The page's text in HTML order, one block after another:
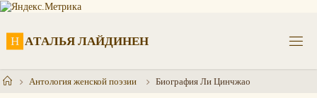
Перейти
Н АТАЛЬЯ ЛАЙДИНЕН
ГлавнаяАнтология женской поэзии Биография Ли Цинчжао